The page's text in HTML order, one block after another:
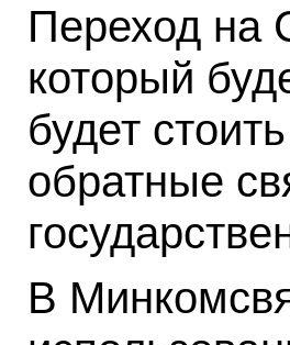
Переход на
который
будет
обратные
В